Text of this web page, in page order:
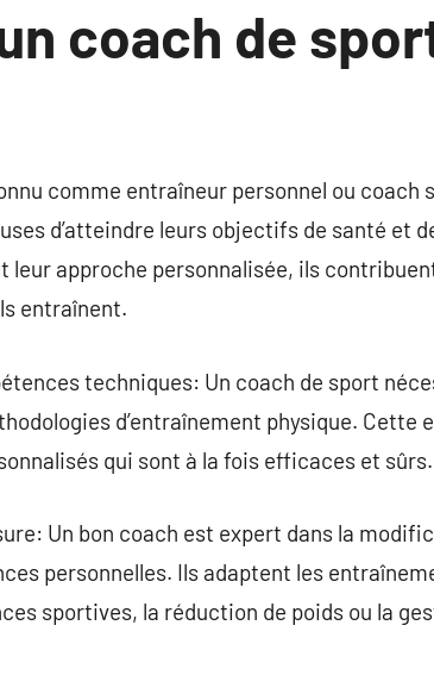
coach de
comme entraîneur personnel ou coach
d’atteindre leurs objectifs de santé et
leur approche personnalisée, ils
entraînent.
techniques: Un coach de sport
d’entraînement physique. Cette
qui sont à la fois efficaces et sûrs.
Un bon coach est expert dans la
personnelles. Ils adaptent les
sportives, la réduction de poids ou la